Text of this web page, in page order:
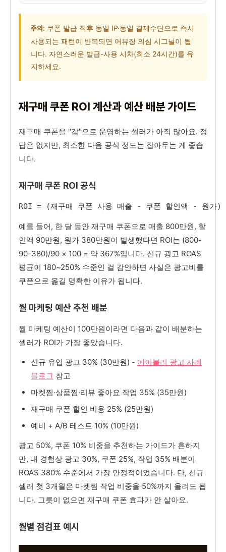
주의: 쿠폰 발급 직후 동일 IP·동일 결제수단으로 즉시
사용되는 패턴이 반복되면 어뷰징 의심 시그널이 됩
니다. 자연스러운 발급-사용 시차(최소 24시간)를 유
지하세요.
재구매 쿠폰 ROI 계산과 예산 배분 가이드
재구매 쿠폰을 "감"으로 운영하는 셀러가 아직 많아요. 정
답은 없지만, 최소한 다음 공식 정도는 잡아두는 게 좋습
니다.
재구매 쿠폰 ROI 공식
ROI = (재구매 쿠폰 사용 매출 - 쿠폰 할인액 - 원가
예를 들어, 한 달 동안 재구매 쿠폰으로 매출 800만원, 할
인액 90만원, 원가 380만원이 발생했다면 ROI는 (800-
90-380)/90 × 100 = 약 367%입니다. 신규 광고 ROAS
평균이 180~250% 수준인 걸 감안하면 사실은 광고비를
쿠폰으로 옮길 명확한 이유가 됩니다.
월 마케팅 예산 추천 배분
월 마케팅 예산이 100만원이라면 다음과 같이 배분하는
셀러가 ROI가 가장 좋았습니다.
신규 유입 광고 30% (30만원) - 에이블리 광고 사례
블로그 참고
마켓찜·상품찜·리뷰 좋아요 작업 35% (35만원)
재구매 쿠폰 할인 비용 25% (25만원)
예비 + A/B 테스트 10% (10만원)
광고 50%, 쿠폰 10% 비중을 추천하는 가이드가 흔하지
만, 내 경험상 광고 30%, 쿠폰 25%, 작업 35% 배분이
ROAS 380% 수준에서 가장 안정적이었습니다. 단, 신규
셀러 첫 3개월은 마켓찜 작업 비중을 50%까지 올려도 됩
니다. 그릇이 없으면 재구매 쿠폰 효과가 안 살아요.
월별 점검표 예시